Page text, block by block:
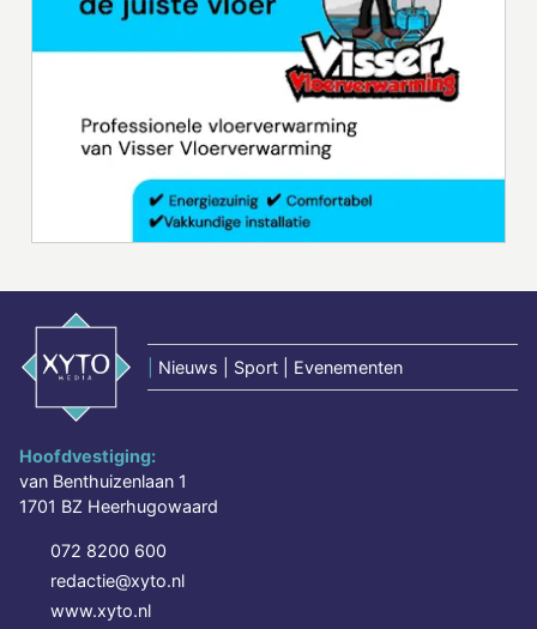
Nieuws | Sport | Evenementen
Hoofdvestiging:
van Benthuizenlaan 1
1701 BZ Heerhugowaard
072 8200 600
redactie@xyto.nl
www.xyto.nl